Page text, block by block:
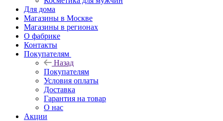
Для дома
Магазины в Москве
Магазины в регионах
О фабрике
Контакты
Покупателям
Назад
Покупателям
Условия оплаты
Доставка
Гарантия на товар
О нас
Акции